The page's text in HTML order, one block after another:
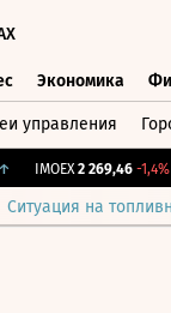
Экономика
управления
IMOEX 2 269,46 -1,4%
Ситуация на